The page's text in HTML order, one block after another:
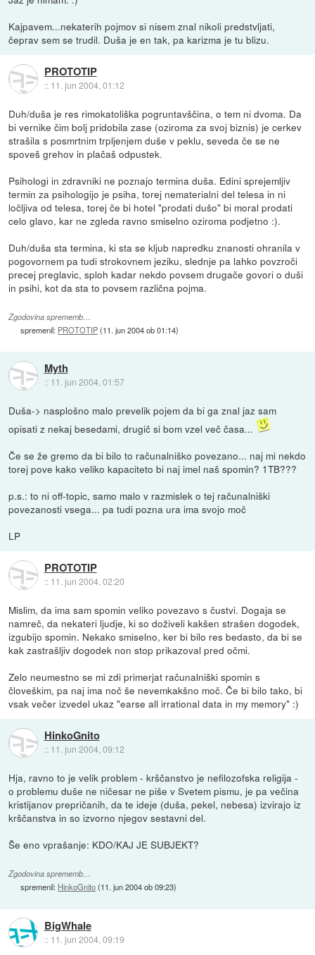
Kajpavem...nekaterih pojmov si nisem znal nikoli predstvljati,
čeprav sem se trudil. Duša je en tak, pa karizma je tu blizu.
PROTOTIP
:: 11. jun 2004, 01:12
Duh/duša je res rimokatoliška pogruntavščina, o tem ni dvoma. Da
bi vernike čim bolj pridobila zase (oziroma za svoj biznis) je cerkev
strašila s posmrtnim trpljenjem duše v peklu, seveda če se ne
spoveš grehov in plačaš odpustek.
Psihologi in zdravniki ne poznajo termina duša. Edini sprejemljiv
termin za psihologijo je psiha, torej nematerialni del telesa in ni
ločljiva od telesa, torej če bi hotel "prodati dušo" bi moral prodati
celo glavo, kar ne zgleda ravno smiselno oziroma podjetno :).
Duh/duša sta termina, ki sta se kljub napredku znanosti ohranila v
pogovornem pa tudi strokovnem jeziku, slednje pa lahko povzroči
precej preglavic, sploh kadar nekdo povsem drugače govori o duši
in psihi, kot da sta to povsem različna pojma.
Zgodovina sprememb…
spremenil: PROTOTIP(11. jun 2004 ob 01:14)
Myth
:: 11. jun 2004, 01:57
Duša-> nasplošno malo prevelik pojem da bi ga znal jaz sam
opisati z nekaj besedami, drugič si bom vzel več časa...
Če se že gremo da bi bilo to računalniško povezano... naj mi nekdo
torej pove kako veliko kapaciteto bi naj imel naš spomin? 1TB???
p.s.: to ni off-topic, samo malo v razmislek o tej računalniški
povezanosti vsega... pa tudi pozna ura ima svojo moč
LP
PROTOTIP
:: 11. jun 2004, 02:20
Mislim, da ima sam spomin veliko povezavo s čustvi. Dogaja se
namreč, da nekateri ljudje, ki so doživeli kakšen strašen dogodek,
izgubijo spomin. Nekako smiselno, ker bi bilo res bedasto, da bi se
kak zastrašljiv dogodek non stop prikazoval pred očmi.
Zelo neumestno se mi zdi primerjat računalniški spomin s
človeškim, pa naj ima noč še nevemkakšno moč. Če bi bilo tako, bi
vsak večer izvedel ukaz "earse all irrational data in my memory" :)
HinkoGnito
:: 11. jun 2004, 09:12
Hja, ravno to je velik problem - krščanstvo je nefilozofska religija -
o problemu duše ne ničesar ne piše v Svetem pismu, je pa večina
kristijanov prepričanih, da te ideje (duša, pekel, nebesa) izvirajo iz
krščanstva in so izvorno njegov sestavni del.
Še eno vprašanje: KDO/KAJ JE SUBJEKT?
Zgodovina sprememb…
spremenil: HinkoGnito(11. jun 2004 ob 09:23)
BigWhale
:: 11. jun 2004, 09:19